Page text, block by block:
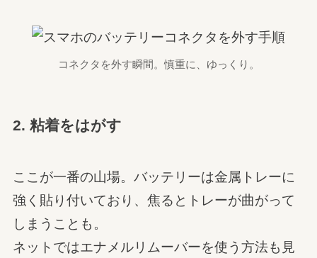
コネクタを外す瞬間。慎重に、ゆっくり。
2. 粘着をはがす
ここが一番の山場。バッテリーは金属トレーに
強く貼り付いており、焦るとトレーが曲がって
しまうことも。
ネットではエナメルリムーバーを使う方法も見